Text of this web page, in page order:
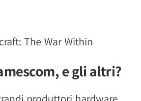
The War Within
e gli altri?